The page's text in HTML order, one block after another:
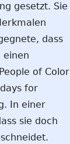
gesetzt. Sie
dass
einen
of Color
for
In einer
sie doch